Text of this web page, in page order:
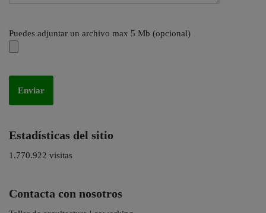
Puedes adjuntar un archivo max 5 Mb (opcional)
Estadísticas del sitio
1.770.922 visitas
Contacta con nosotros